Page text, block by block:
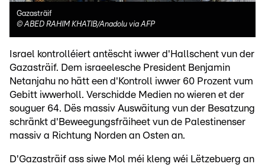
Gazasträif
©ABED RAHIM KHATIB/Anadolu via AFP
Israel kontrolléiert antëscht iwwer d'Hallschent vun der
Gazasträif. Dem israeelesche President Benjamin
Netanjahu no hätt een d'Kontroll iwwer 60 Prozent vum
Gebitt iwwerholl. Verschidde Medien no wieren et der
souguer 64. Dës massiv Auswäitung vun der Besatzung
schränkt d'Beweegungsfräiheet vun de Palestinenser
massiv a Richtung Norden an Osten an.
D'Gazasträif ass siwe Mol méi kleng wéi Lëtzebuerg an